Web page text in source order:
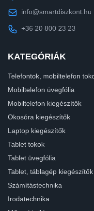
info@smartdiszkont.hu
+36 20 800 23 23
KATEGÓRIÁK
Telefontok, mobiltelefon
Mobiltelefon üvegfólia
Mobiltelefon kiegészítők
Okosóra kiegészítők
Laptop kiegészítők
Tablet tokok
Tablet üvegfólia
Tablet, táblagép kiegészítők
Számítástechnika
Irodatechnika